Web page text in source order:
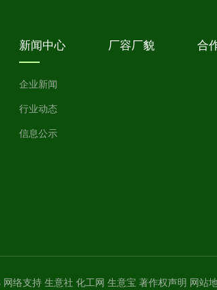
新闻中心
企业新闻
行业动态
信息公示
厂容厂貌 合
网络支持 生意社 化工网 生意宝 著作权声明 网站